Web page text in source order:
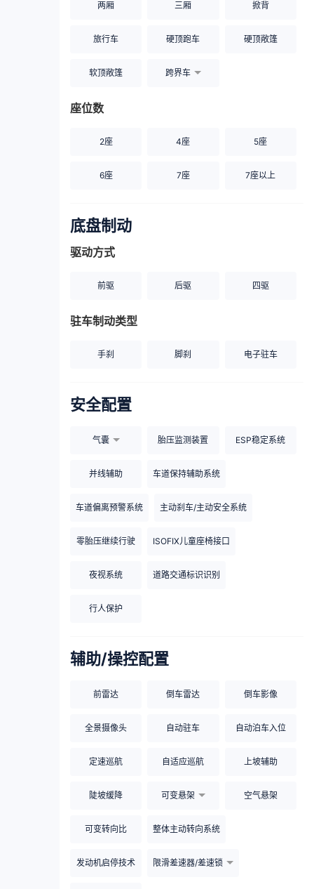
两厢 三厢 掀背
旅行车 硬顶跑车 硬顶敞篷
软顶敞篷 跨界车
座位数
2座 4座 5座
6座 7座 7座以上
底盘制动
驱动方式
前驱 后驱 四驱
驻车制动类型
手刹 脚刹 电子驻车
安全配置
气囊 胎压监测装置 ESP稳定系统
并线辅助 车道保持辅助系统
车道偏离预警系统 主动刹车/主动安全系统
零胎压继续行驶 ISOFIX儿童座椅接口
夜视系统 道路交通标识识别
行人保护
辅助/操控配置
前雷达 倒车雷达 倒车影像
全景摄像头 自动驻车 自动泊车入位
定速巡航 自适应巡航 上坡辅助
陡坡缓降 可变悬架 空气悬架
可变转向比 整体主动转向系统
发动机启停技术 限滑差速器/差速锁